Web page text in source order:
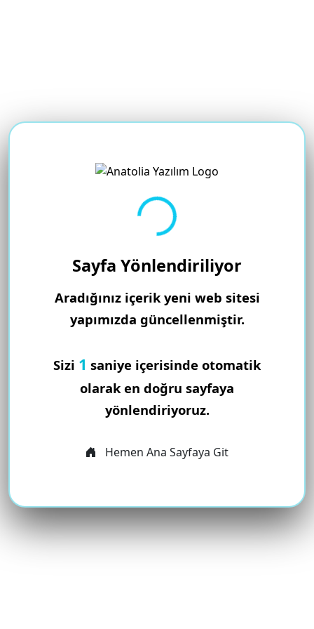
Yükleniyor...
Sayfa Yönlendiriliyor
Aradığınız içerik yeni web sitesi
yapımızda güncellenmiştir.
Sizi 1 saniye içerisinde otomatik
olarak en doğru sayfaya
yönlendiriyoruz.
Hemen Ana Sayfaya Git